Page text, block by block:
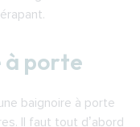
à porte
baignoire à porte
Il faut tout d’abord